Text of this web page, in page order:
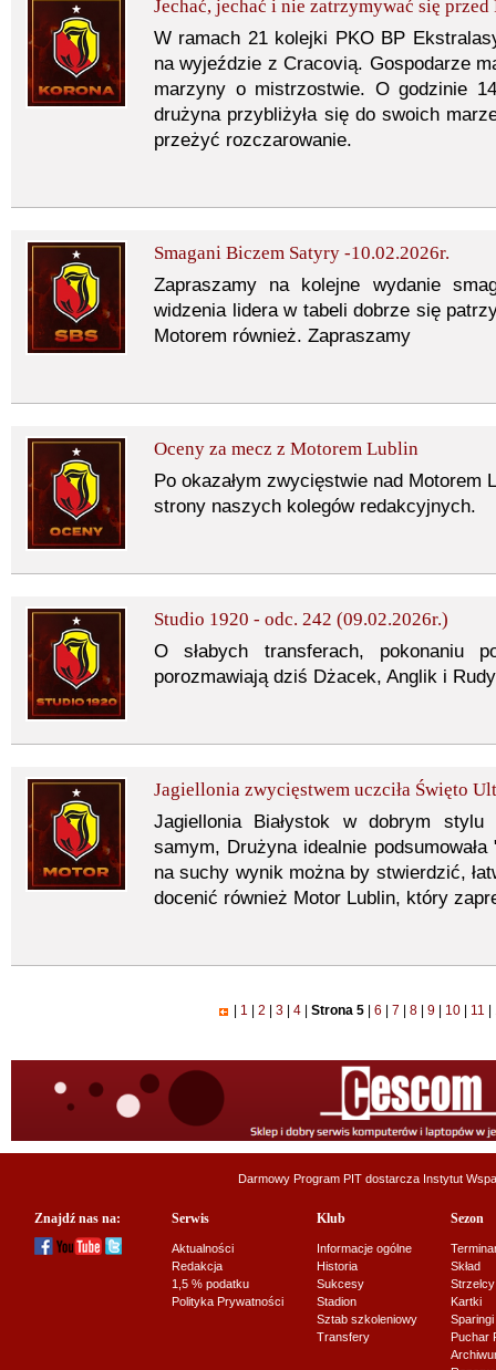
Jechać, jechać i nie zatrzymywać się przed
W ramach 21 kolejki PKO BP
na wyjeździe z Cracovią. Gospodarze
marzyny o mistrzostwie. O godzinie
drużyna przybliżyła się do swoich
przeżyć rozczarowanie.
Smagani Biczem Satyry -10.02.2026r.
Zapraszamy na kolejne wydanie
widzenia lidera w tabeli dobrze się
Motorem również. Zapraszamy
Oceny za mecz z Motorem Lublin
Po okazałym zwycięstwie nad Motorem
strony naszych kolegów redakcyjnych.
Studio 1920 - odc. 242 (09.02.2026r.)
O słabych transferach, pokonaniu
porozmawiają dziś Dżacek, Anglik i
Jagiellonia zwycięstwem uczciła Święto
Jagiellonia Białystok w dobrym
samym, Drużyna idealnie
na suchy wynik można by stwierdzić,
docenić również Motor Lublin, który
| 1 2 3 4 |Strona 5 6 7 8 9 10 11
Darmowy Program PIT dostarcza Instytut
Znajdź nas na: Serwis
Aktualności
Redakcja
1,5 % podatku
Polityka Prywatności
Klub
Informacje ogólne
Historia
Sukcesy
Stadion
Sztab szkoleniowy
Transfery
Sezon
Skład
Strzelcy
Kartki
Sparingi
Puchar